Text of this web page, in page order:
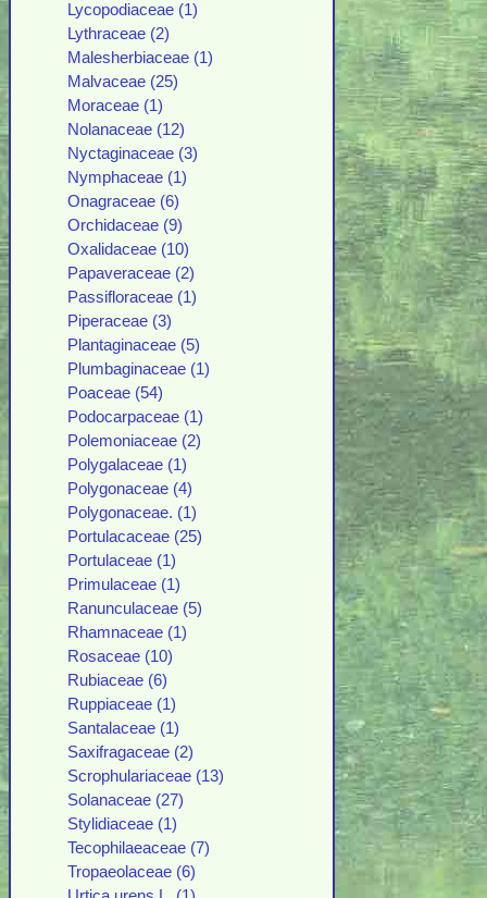
Lycopodiaceae (1)
Lythraceae (2)
Malesherbiaceae (1)
Malvaceae (25)
Moraceae (1)
Nolanaceae (12)
Nyctaginaceae (3)
Nymphaceae (1)
Onagraceae (6)
Orchidaceae (9)
Oxalidaceae (10)
Papaveraceae (2)
Passifloraceae (1)
Piperaceae (3)
Plantaginaceae (5)
Plumbaginaceae (1)
Poaceae (54)
Podocarpaceae (1)
Polemoniaceae (2)
Polygalaceae (1)
Polygonaceae (4)
Polygonaceae. (1)
Portulacaceae (25)
Portulaceae (1)
Primulaceae (1)
Ranunculaceae (5)
Rhamnaceae (1)
Rosaceae (10)
Rubiaceae (6)
Ruppiaceae (1)
Santalaceae (1)
Saxifragaceae (2)
Scrophulariaceae (13)
Solanaceae (27)
Stylidiaceae (1)
Tecophilaeaceae (7)
Tropaeolaceae (6)